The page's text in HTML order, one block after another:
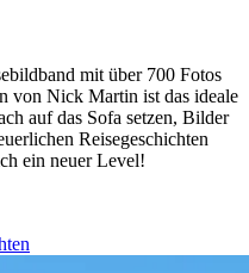
mit über 700 Fotos
von Nick Martin ist das ideale
auf das Sofa setzen, Bilder
Reisegeschichten
ein neuer Level!